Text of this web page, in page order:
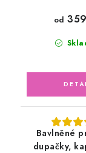
od
Bavlněné
dupačky,